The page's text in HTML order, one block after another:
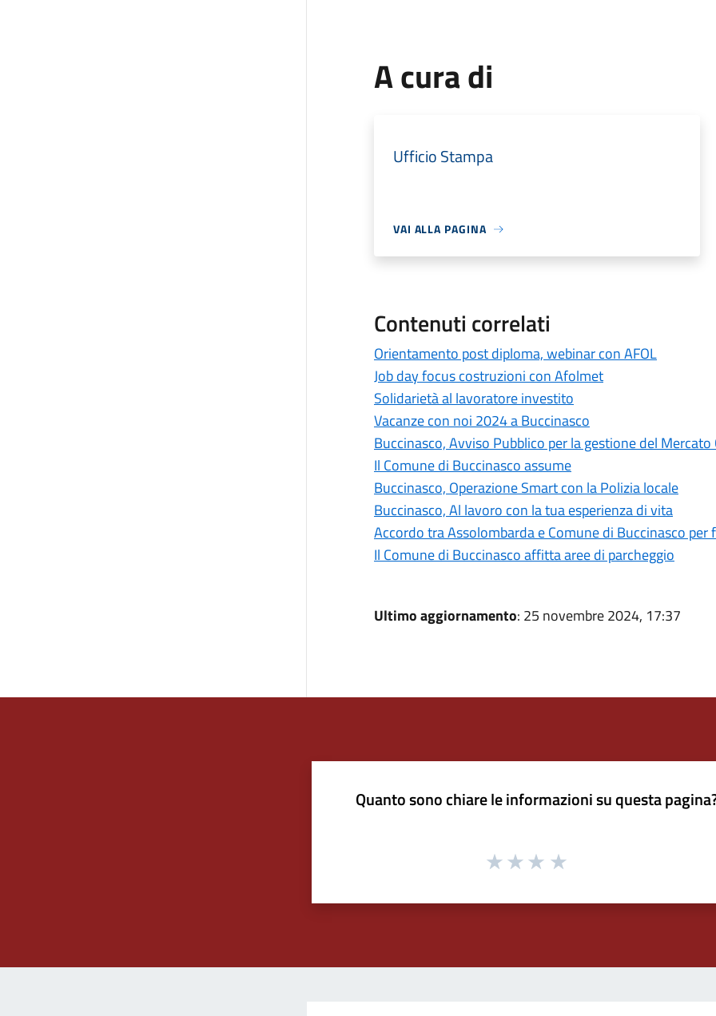
A cura di
Ufficio Stampa
VAI ALLA PAGINA
Contenuti correlati
Orientamento post diploma, webinar con AFOL
Job day focus costruzioni con Afolmet
Solidarietà al lavoratore investito
Vacanze con noi 2024 a Buccinasco
Buccinasco, Avviso Pubblico per la gestione del Mercato
Il Comune di Buccinasco assume
Buccinasco, Operazione Smart con la Polizia locale
Buccinasco, Al lavoro con la tua esperienza di vita
Accordo tra Assolombarda e Comune di Buccinasco per
Il Comune di Buccinasco affitta aree di parcheggio
Ultimo aggiornamento: 25 novembre 2024, 17:37
Quanto sono chiare le informazioni su questa